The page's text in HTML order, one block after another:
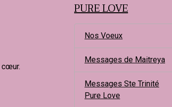
cœur.
PURE LOVE
Nos Voeux
Messages de Maitreya
Messages Ste Trinité
Pure Love